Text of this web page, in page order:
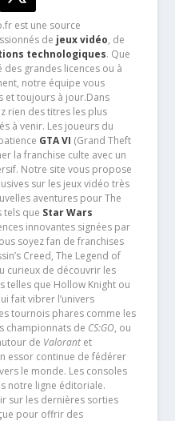
est une source
de jeux vidéo, de
technologiques. Que
des grandes licences ou à
notre équipe vous
et toujours à jour.Dans
rien des titres les plus
à venir. Les joueurs du
GTA VI (Grand Theft
la franchise culte avec un
Notre site vous propose
sur les jeux vidéo très
aventures pour The
tels que Star Wars
innovantes signées par
soyez fan de franchises
Creed, The Legend of
curieux de découvrir les
telles que Hollow Knight ou
fait vibrer l’univers
tournois phares comme les
championnats de CS:GO, ou
de Valorantet
essor continue de fédérer
le monde. Les consoles
notre ligne éditoriale.
sur les dernières sorties
pour offrir des